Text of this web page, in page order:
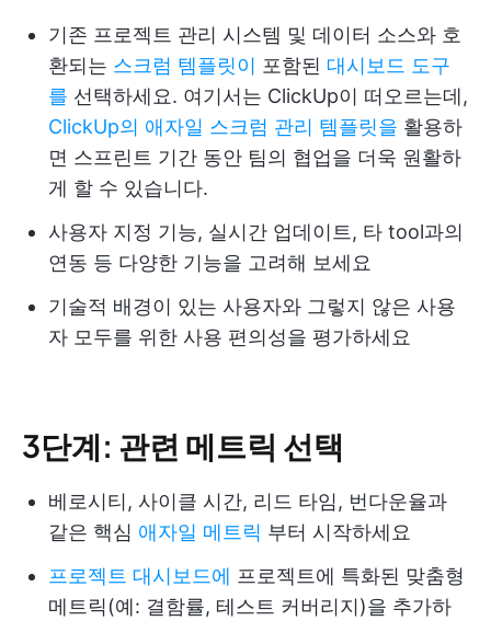
기존 프로젝트 관리 시스템 및 데이터 소스와 호
환되는 스크럼 템플릿이 포함된 대시보드 도구
를 선택하세요. 여기서는 ClickUp이 떠오르는데,
ClickUp의 애자일 스크럼 관리 템플릿을 활용하
면 스프린트 기간 동안 팀의 협업을 더욱 원활하
게 할 수 있습니다.
사용자 지정 기능, 실시간 업데이트, 타 tool과의
연동 등 다양한 기능을 고려해 보세요
기술적 배경이 있는 사용자와 그렇지 않은 사용
자 모두를 위한 사용 편의성을 평가하세요
3단계: 관련 메트릭 선택
베로시티, 사이클 시간, 리드 타임, 번다운율과
같은 핵심 애자일 메트릭 부터 시작하세요
프로젝트 대시보드에 프로젝트에 특화된 맞춤형
메트릭(예: 결함률, 테스트 커버리지)을 추가하